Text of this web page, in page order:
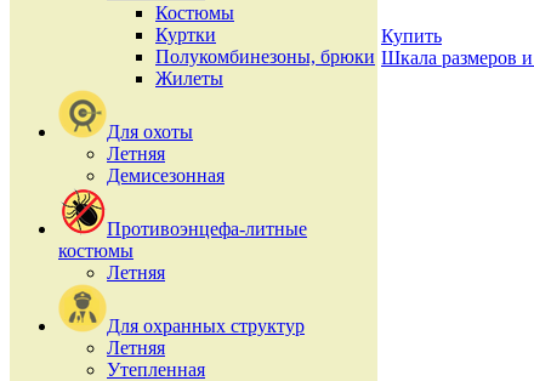
Костюмы
Куртки
Полукомбинезоны, брюки
Жилеты
Для охоты
Летняя
Демисезонная
Противоэнцефа-литные
костюмы
Летняя
Для охранных структур
Летняя
Утепленная
Купить
Шкала размеров и